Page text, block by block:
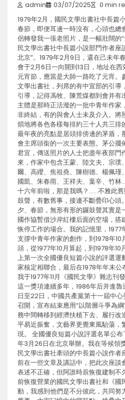
admin 03/07/2025 0 min
1979年2月，國民文學出書社中長篇
春節，即便耳邊一時沒有，心頭也總
侶轉發我一張老照片，是一幅壯闊的
民文學出書社中長篇小說部門作者座
北京”。1979年2月9日，還在己未年
會于2月6日一向開到13日，地址在西
元宵節，應當是大師一路吃了元宵。
文學出書社，列席的有中宣部的引導
引導，記得馮牧、陳荒煤都到會并有
主體是那時正活潑的一批中青年作
非終結，有的與會人士未及介入。
煩地將各色各樣每排約三十人共三排
最年夜的亮點是居頭排傍邊的茅盾，
會主席頭銜的一次主要表態。茅公
君宜，傳送照片的人士把盡年夜部門
來，作家中包含王蒙、陸文夫、宗璞
爾、高纓、焦祖堯、陳樹德、楊佩
國凱、朱春雨、王祥夫、葉辛、竹
十六年前啦，那是我嗎？……不雅此
鼓聲，有數舊事，接連不斷疊印心頭
夕、春節，無形有形的鑼鼓聲其實是
國作協暫借沙岸紅樓后面的空場，搭
恢停工作的場合。我的記憶里，
支撐中青年作家的創作，到1978年
頭，從1977年10月算起，到1978年
上第一次全國優良短篇小說的評選
家核定相聯合，最后在1978年年末公
我于1977年11月《國民文學》雜志刊
這一獎項連續多年，1986年后并進魯
日至22日，中國共產黨第十一屆中
召開，宣布結束應用“以階層斗爭為
務中間轉移到經濟扶植下去、履行
平易近振奮，文藝界更覺東風駘蕩，
現。 全國優良短篇小說評選名單公
年3月26日在北京舉辦。我在等候領
民文學出書社牽頭的中長篇小說作
前在一些文章及講話中，把此次座談
表述不正確，但阿誰時辰恢復建制
前恢復營業的國民文學出書社和《國
動，我感到他們是不分彼此，共同努